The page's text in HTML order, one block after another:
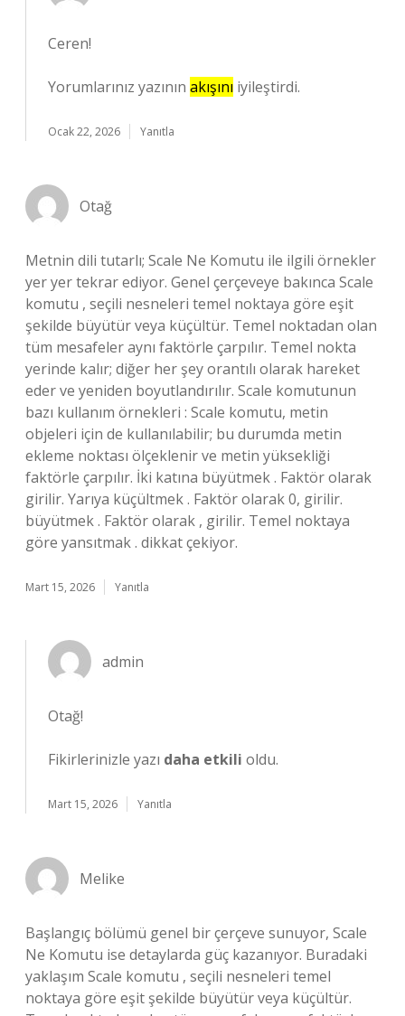
Ceren!
Yorumlarınız yazının akışını iyileştirdi.
Ocak 22, 2026 Yanıtla
Otağ
Metnin dili tutarlı; Scale Ne Komutu ile ilgili örnekler
yer yer tekrar ediyor. Genel çerçeveye bakınca Scale
komutu , seçili nesneleri temel noktaya göre eşit
şekilde büyütür veya küçültür. Temel noktadan olan
tüm mesafeler aynı faktörle çarpılır. Temel nokta
yerinde kalır; diğer her şey orantılı olarak hareket
eder ve yeniden boyutlandırılır. Scale komutunun
bazı kullanım örnekleri : Scale komutu, metin
objeleri için de kullanılabilir; bu durumda metin
ekleme noktası ölçeklenir ve metin yüksekliği
faktörle çarpılır. İki katına büyütmek . Faktör olarak
girilir. Yarıya küçültmek . Faktör olarak 0, girilir.
büyütmek . Faktör olarak , girilir. Temel noktaya
göre yansıtmak . dikkat çekiyor.
Mart 15, 2026 Yanıtla
admin
Otağ!
Fikirlerinizle yazı daha etkili oldu.
Mart 15, 2026 Yanıtla
Melike
Başlangıç bölümü genel bir çerçeve sunuyor, Scale
Ne Komutu ise detaylarda güç kazanıyor. Buradaki
yaklaşım Scale komutu , seçili nesneleri temel
noktaya göre eşit şekilde büyütür veya küçültür.